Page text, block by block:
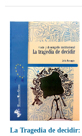
La Tragedia de decidir: